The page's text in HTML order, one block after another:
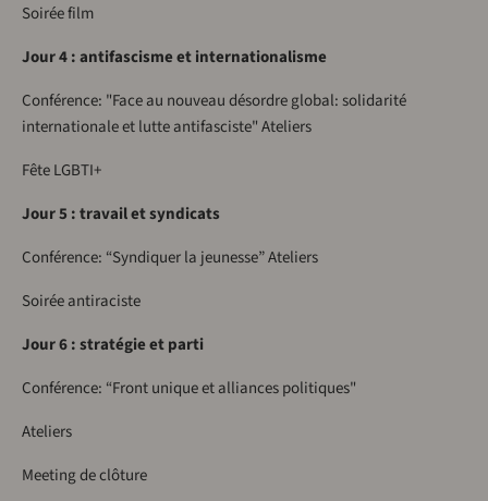
Soirée film
Jour 4 : antifascisme et internationalisme
Conférence: "Face au nouveau désordre global: solidarité
internationale et lutte antifasciste" Ateliers
Fête LGBTI+
Jour 5 : travail et syndicats
Conférence: “Syndiquer la jeunesse” Ateliers
Soirée antiraciste
Jour 6 : stratégie et parti
Conférence: “Front unique et alliances politiques"
Ateliers
Meeting de clôture